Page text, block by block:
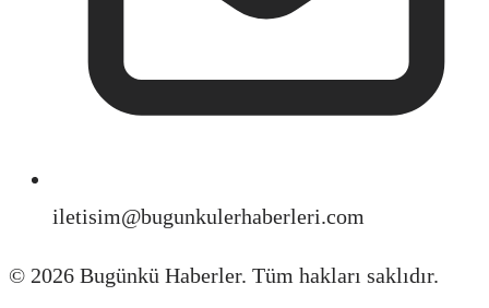
iletisim@bugunkulerhaberleri.com
© 2026 Bugünkü Haberler. Tüm hakları saklıdır.